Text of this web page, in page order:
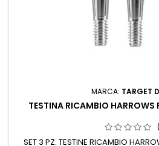
MARCA: TARGET
TESTINA RICAMBIO HARROWS
SET 3 PZ. TESTINE RICAMBIO